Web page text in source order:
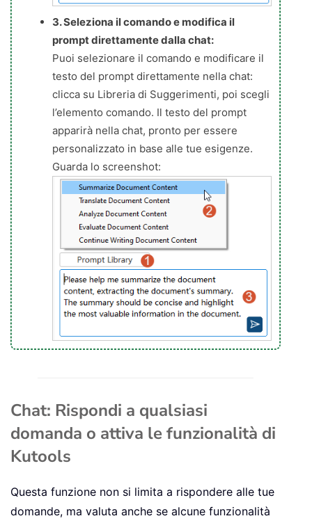
3. Seleziona il comando e modifica il
prompt direttamente dalla chat:
Puoi selezionare il comando e modificare il
testo del prompt direttamente nella chat:
clicca su Libreria di Suggerimenti, poi scegli
l’elemento comando. Il testo del prompt
apparirà nella chat, pronto per essere
personalizzato in base alle tue esigenze.
Guarda lo screenshot:
Chat: Rispondi a qualsiasi
domanda o attiva le funzionalità di
Kutools
Questa funzione non si limita a rispondere alle tue
domande, ma valuta anche se alcune funzionalità